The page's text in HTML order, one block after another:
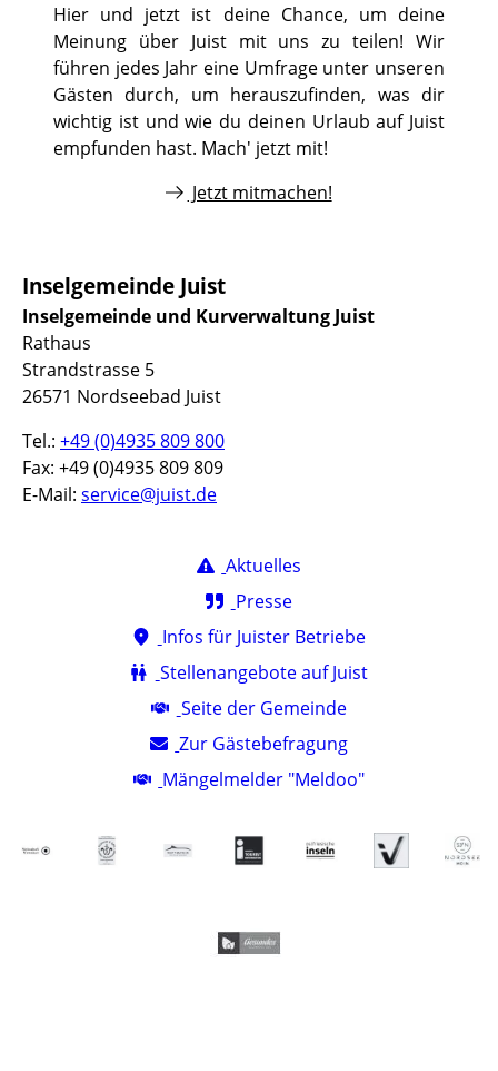
Hier und jetzt ist deine Chance, um deine
Meinung über Juist mit uns zu teilen! Wir
führen jedes Jahr eine Umfrage unter unseren
Gästen durch, um herauszufinden, was dir
wichtig ist und wie du deinen Urlaub auf Juist
empfunden hast. Mach' jetzt mit!
Jetzt mitmachen!
Inselgemeinde Juist
Inselgemeinde und Kurverwaltung Juist
Rathaus
Strandstrasse 5
26571 Nordseebad Juist
Tel.: +49 (0)4935 809 800
Fax: +49 (0)4935 809 809
E-Mail: service@juist.de
Aktuelles
Presse
Infos für Juister Betriebe
Stellenangebote auf Juist
Seite der Gemeinde
Zur Gästebefragung
Mängelmelder "Meldoo"